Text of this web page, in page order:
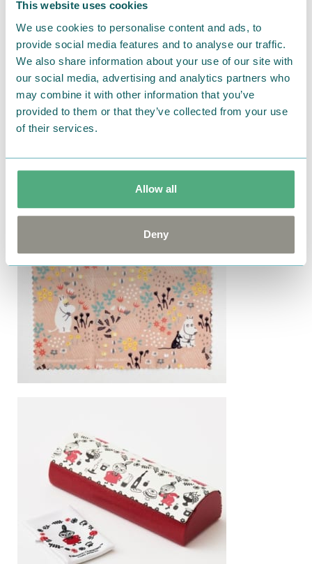
This website uses cookies
We use cookies to personalise content and ads, to
provide social media features and to analyse our traffic.
We also share information about your use of our site with
our social media, advertising and analytics partners who
may combine it with other information that you’ve
provided to them or that they’ve collected from your use
of their services.
Allow all
Deny